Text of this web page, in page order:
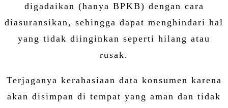
digadaikan (hanya BPKB) dengan cara
diasuransikan, sehingga dapat menghindari hal
yang tidak diinginkan seperti hilang atau
rusak.
Terjaganya kerahasiaan data konsumen karena
akan disimpan di tempat yang aman dan tidak